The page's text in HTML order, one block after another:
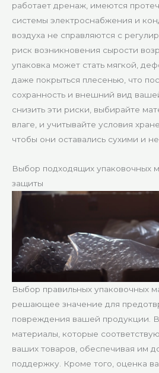
работает дренаж, имеются
системы электроснабжения и
воздуха не справляются с
риск возникновения сырости
упаковка может стать мягкой,
даже покрыться плесенью, что
сохранность и внешний вид
снизить эти риски, выбирайте
влаге, и учитывайте условия
чтобы они оставались сухими и
Выбор подходящих упаковочных
защиты
Выбор правильных упаковочных
решающее значение для
повреждения вашей продукции.
материалы, которые
ваших товаров, обеспечивая им
поддержку. Кроме того, оценка